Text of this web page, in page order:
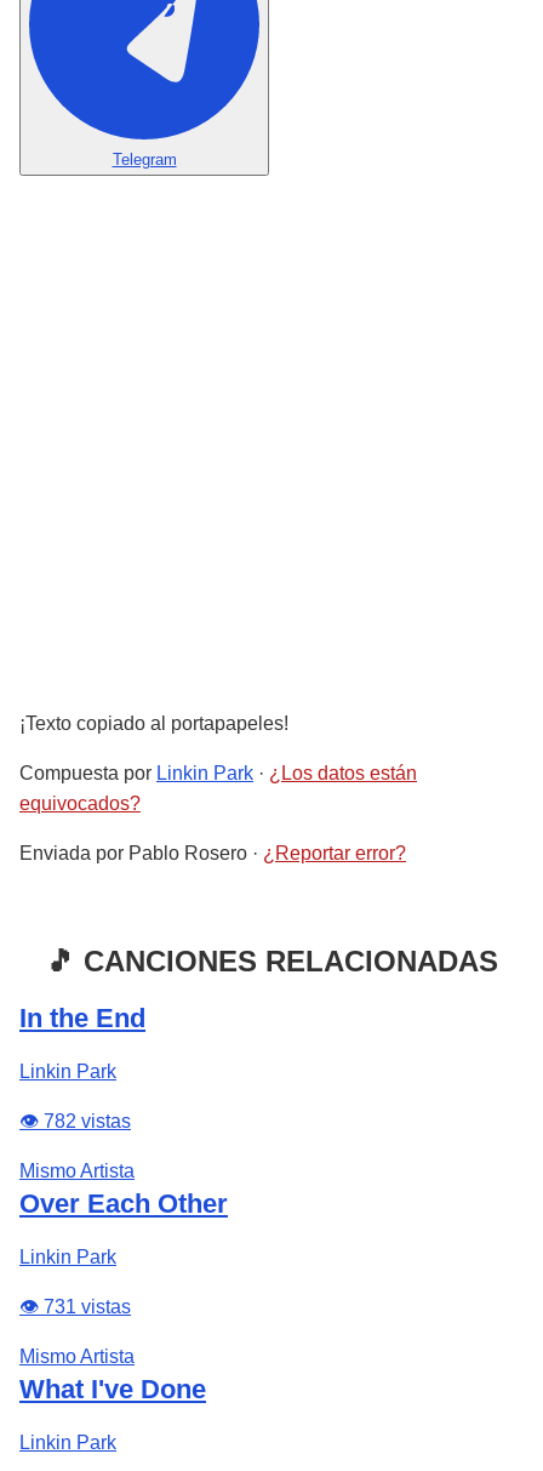
Telegram
¡Texto copiado al portapapeles!
Compuesta por Linkin Park · ¿Los datos están
equivocados?
Enviada por Pablo Rosero · ¿Reportar error?
🎵 CANCIONES RELACIONADAS
In the End
Linkin Park
👁️ 782 vistas
Mismo Artista
Over Each Other
Linkin Park
👁️ 731 vistas
Mismo Artista
What I've Done
Linkin Park